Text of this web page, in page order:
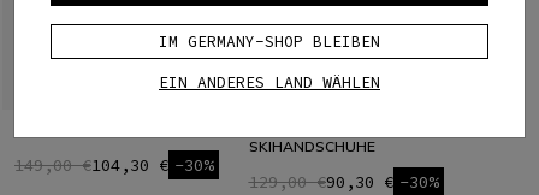
149,00 €104,30 € -30%
SKIHANDSCHUHE
129,00 €90,30 € -30%
IM GERMANY-SHOP BLEIBEN
EIN ANDERES LAND WÄHLEN